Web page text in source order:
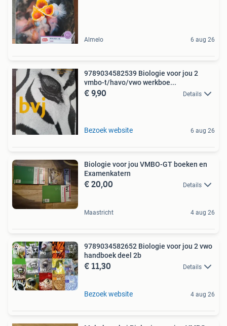
Almelo 6 aug 26
9789034582539 Biologie voor jou 2
vmbo-t/havo/vwo werkboe...
€ 9,90 Details
Bezoek website 6 aug 26
Biologie voor jou VMBO-GT boeken en
Examenkatern
€ 20,00 Details
Maastricht 4 aug 26
9789034582652 Biologie voor jou 2 vwo
handboek deel 2b
€ 11,30 Details
Bezoek website 4 aug 26